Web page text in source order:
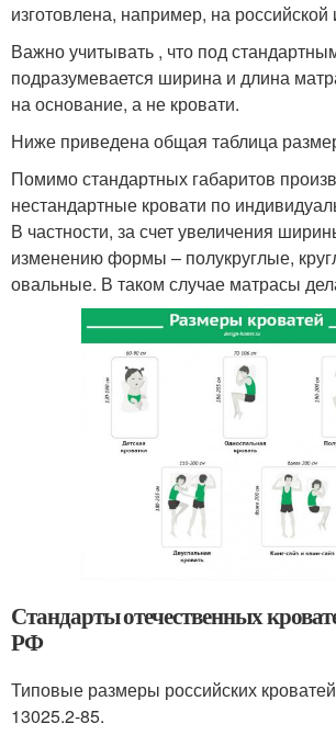
изготовлена, например, на
Важно учитывать , что под
подразумевается ширина и длина
на основание, а не кровати.
Ниже приведена общая таблица
Помимо стандартных габаритов
нестандартные кровати по
В частности, за счет увеличения
изменению формы – полукруглые,
овальные. В таком случае матрасы
Стандарты отечественных
РФ
Типовые размеры российских
13025.2-85.